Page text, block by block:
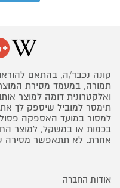
קונה נכבד/ה, בהתאם
תמורה, במעמד מסירת
ואלקטרונית דומה למוצר
תימסר למוביל שיספק לך
למסור במועד האספקה
בכמות או במשקל, למוצר
אחרת. לא תתאפשר מסירה
אודות החברה